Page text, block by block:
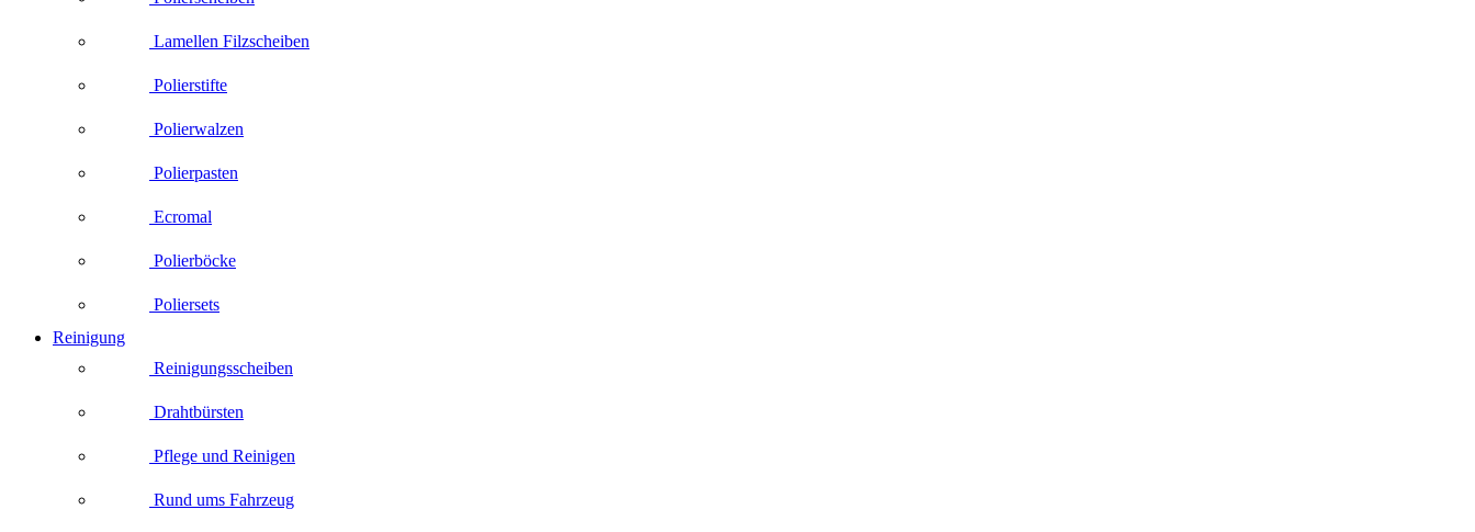
Lamellen Filzscheiben
Polierstifte
Polierwalzen
Polierpasten
Ecromal
Polierböcke
Poliersets
Reinigung
Reinigungsscheiben
Drahtbürsten
Pflege und Reinigen
Rund ums Fahrzeug